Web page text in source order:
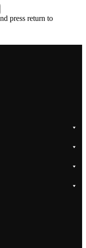
press return to